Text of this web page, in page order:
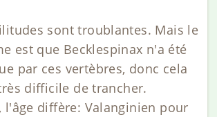
sont troublantes. Mais le
est que Becklespinax n'a été
par ces vertèbres, donc cela
difficile de trancher.
l'âge diffère: Valanginien pour